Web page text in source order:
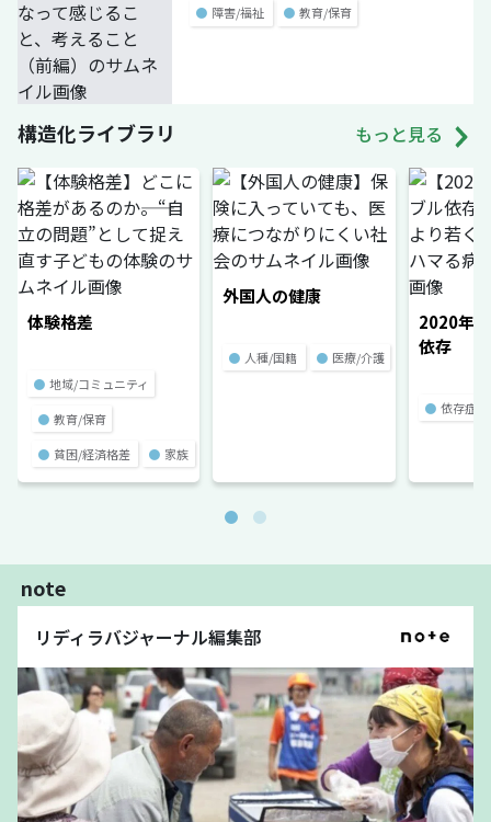
● 障害/福祉 ● 教育/保育
構造化ライブラリ もっと見る
体験格差
● 地域/コミュニティ
● 教育/保育
● 貧困/経済格差 ● 家族
外国人の健康
● 人種/国籍 ● 医療/介護
2020年
依存
● 依存症
note
リディラバジャーナル編集部